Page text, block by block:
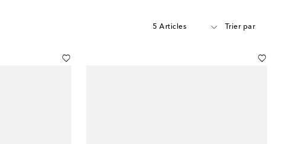
5 Articles Trier par